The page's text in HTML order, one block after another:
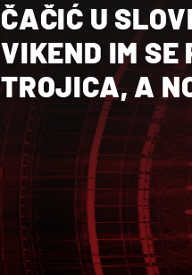
ČAČIĆ U
VIKEND IM SE
TROJICA, A